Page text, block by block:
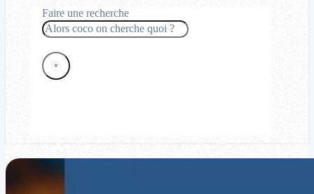
Faire une recherche
Rechercher
×